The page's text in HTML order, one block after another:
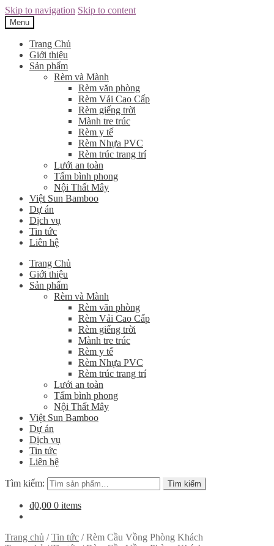
Skip to navigation Skip to content
Menu
Trang Chủ
Giới thiệu
Sản phẩm
Rèm và Mành
Rèm văn phòng
Rèm Vải Cao Cấp
Rèm giếng trời
Mành tre trúc
Rèm y tế
Rèm Nhựa PVC
Rèm trúc trang trí
Lưới an toàn
Tấm bình phong
Nội Thất Mây
Việt Sun Bamboo
Dự án
Dịch vụ
Tin tức
Liên hệ
Trang Chủ
Giới thiệu
Sản phẩm
Rèm và Mành
Rèm văn phòng
Rèm Vải Cao Cấp
Rèm giếng trời
Mành tre trúc
Rèm y tế
Rèm Nhựa PVC
Rèm trúc trang trí
Lưới an toàn
Tấm bình phong
Nội Thất Mây
Việt Sun Bamboo
Dự án
Dịch vụ
Tin tức
Liên hệ
Tìm kiếm: Tìm kiếm
₫0,00 0 items
Trang chủ /Tin tức /Rèm Cầu Vồng Phòng Khách